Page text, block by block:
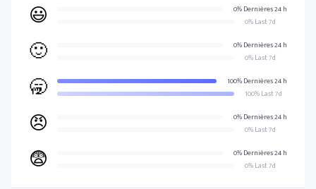
😃
0% Dernières 24 h
0% Last 7d
🙂
0% Dernières 24 h
0% Last 7d
🥱
100% Dernières 24 h
100% Last 7d
😠
0% Dernières 24 h
0% Last 7d
😨
0% Dernières 24 h
0% Last 7d